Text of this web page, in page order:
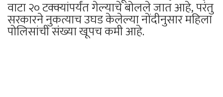
वाटा २० टक्क्यांपर्यंत गेल्याचे बोलले जात आहे, परंतु
सरकारने नुकत्याच उघड केलेल्या नोंदीनुसार महिला
पोलिसांची संख्या खूपच कमी आहे.